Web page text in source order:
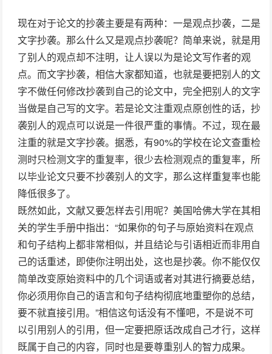
现在对于论文的抄袭主要是有两种：一是观点抄袭，二是
文字抄袭。那么什么又是观点抄袭呢？简单来说，就是用
了别人的观点却不注明，让人误以为是论文写作者的观
点。而文字抄袭，相信大家都知道，也就是要把别人的文
字不做任何修改抄袭到自己的论文中，完全把别人的文字
当做是自己写的文字。若是论文注重观点原创性的话，抄
袭别人的观点可以说是一件很严重的事情。不过，现在最
注重的就是文字抄袭。据悉，有90%的学校在论文查重检
测时只检测文字的重复率，很少去检测观点的重复率，所
以毕业论文只要不抄袭别人的文字，那么这样重复率也能
降低很多了。
既然如此，文献又要怎样去引用呢？美国哈佛大学在其相
关的学生手册中指出：“如果你的句子与原始资料在观点
和句子结构上都非常相似，并且结论与引语相近而非用自
己的话重述，即使你注明出处，这也是抄袭。你不能仅仅
简单改变原始资料中的几个词语或者对其进行摘要总结，
你必须用你自己的语言和句子结构彻底地重塑你的总结，
要不就直接引用。”相信这句话没有不懂吧，不是说不可
以引用别人的引用，但一定要把原话改成自己才行，这样
既属于自己的内容，同时也是要尊重别人的智力成果。